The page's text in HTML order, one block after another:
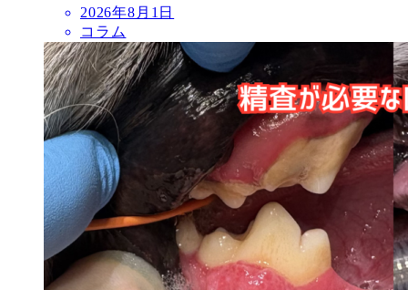
投
稿
日
2026年8月1日
コラム